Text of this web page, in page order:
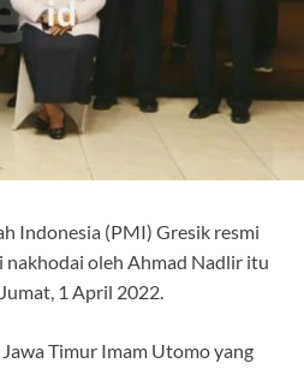
Indonesia (PMI) Gresik resmi
nakhodai oleh Ahmad Nadlir itu
1 April 2022.
Timur Imam Utomo yang